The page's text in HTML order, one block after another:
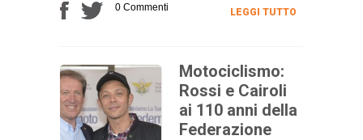
0 Commenti LEGGI TUTTO
Motociclismo:
Rossi e Cairoli
ai 110 anni della
Federazione